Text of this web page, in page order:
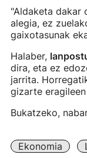
"Aldaketa dakar
alegia, ez
gaixotasunak
Halaber,
dira, eta ez
jarrita.
gizarte
Bukatzeko,
Ekonomia